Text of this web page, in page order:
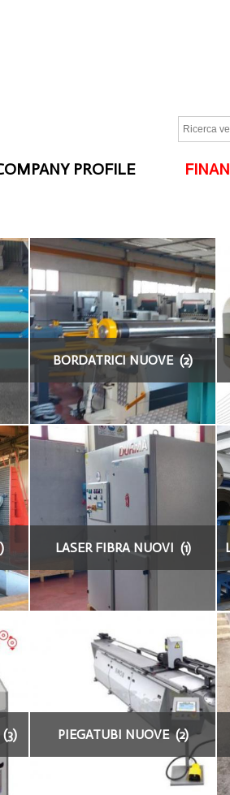
PROFILE
BORDATRICI NUOVE (2)
LASER FIBRA NUOVI (1)
PIEGATUBI NUOVE (2)